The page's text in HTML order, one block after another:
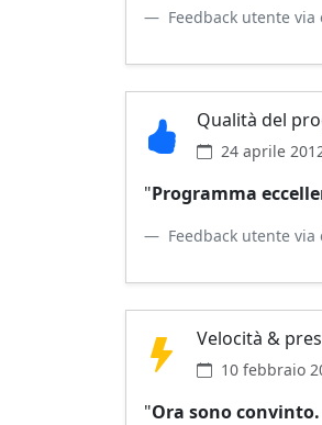
Feedback utente via
Qualità del
24 aprile
"Programma
Feedback utente via
Velocità &
10 febbraio
"Ora sono convinto.